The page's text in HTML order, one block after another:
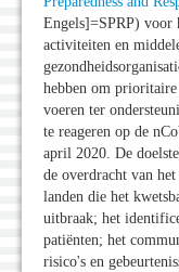
Engels]=SPRP) voor
activiteiten en
hebben om
voeren ter
te reageren op de
april 2020. De
de overdracht van
landen die het
uitbraak; het
patiënten; het
risico's en